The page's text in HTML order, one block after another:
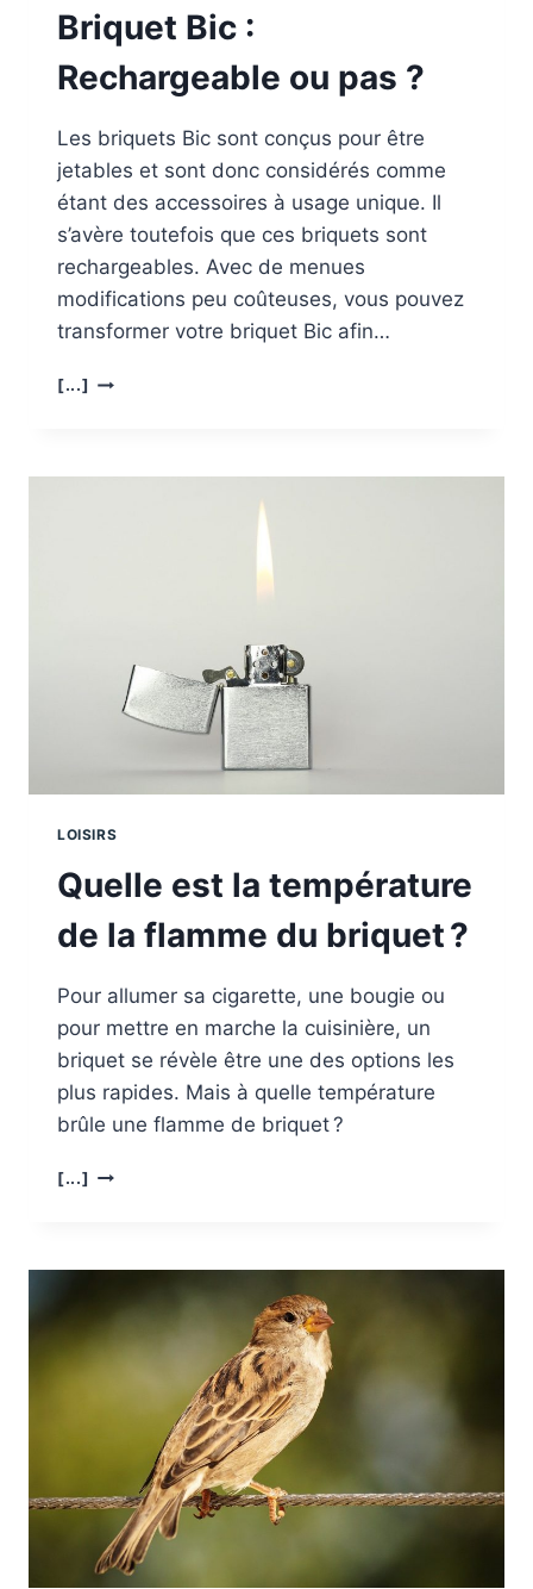
Briquet Bic :
Rechargeable ou pas ?
Les briquets Bic sont conçus pour être
jetables et sont donc considérés comme
étant des accessoires à usage unique. Il
s’avère toutefois que ces briquets sont
rechargeables. Avec de menues
modifications peu coûteuses, vous pouvez
transformer votre briquet Bic afin…
[...] BRIQUET
PAS ?
LOISIRS
Quelle est la température
de la flamme du briquet ?
Pour allumer sa cigarette, une bougie ou
pour mettre en marche la cuisinière, un
briquet se révèle être une des options les
plus rapides. Mais à quelle température
brûle une flamme de briquet ?
[...] QUELLE
DE
FLAMME